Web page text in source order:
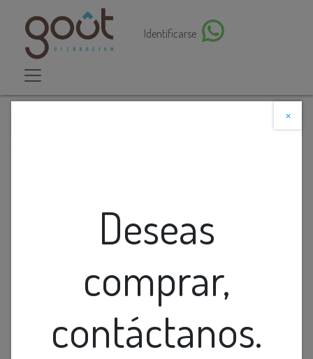
Identificarse
×
Deseas
comprar,
contáctanos.